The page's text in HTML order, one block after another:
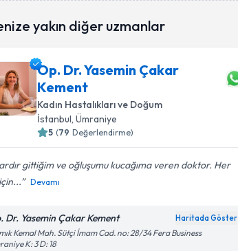
yakın diğer uzmanlar
Op. Dr. Yasemin Çakar
Kement
Kadın Hastalıkları ve Doğum
İstanbul, Ümraniye
5 (79 Değerlendirme)
gittiğim ve oğluşumu kucağıma veren doktor. Her
Devamı
Dr. Yasemin Çakar Kement Haritada Göster
Kemal Mah. Sütçi İmam Cad. no: 28/34 Fera Business
K: 3 D: 18